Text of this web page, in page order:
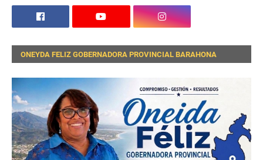
ONEYDA FELIZ GOBERNADORA PROVINCIAL BARAHONA